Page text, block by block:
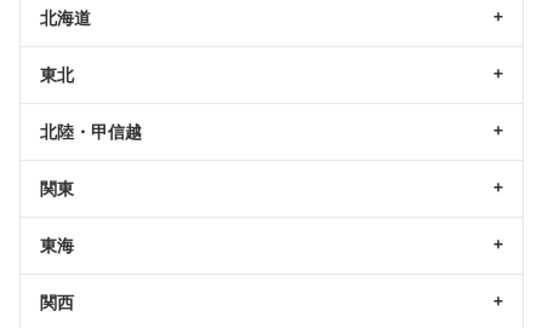
北海道
東北
北陸・甲信越
関東
東海
関西